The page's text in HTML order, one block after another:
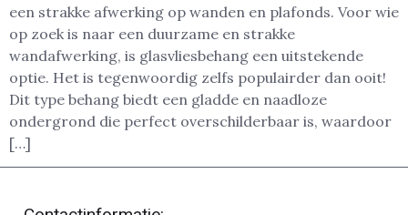
een strakke afwerking op wanden en plafonds. Voor wie
op zoek is naar een duurzame en strakke
wandafwerking, is glasvliesbehang een uitstekende
optie. Het is tegenwoordig zelfs populairder dan ooit!
Dit type behang biedt een gladde en naadloze
ondergrond die perfect overschilderbaar is, waardoor
[…]